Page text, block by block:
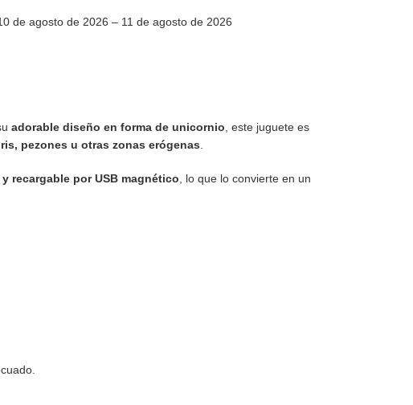
de agosto de 2026 – 11 de agosto de 2026
adorable diseño en forma de unicornio, este juguete es
pezones u otras zonas erógenas.
recargable por USB magnético, lo que lo convierte en un